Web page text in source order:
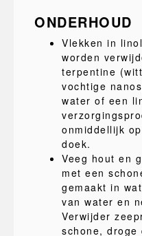
ONDERHOUD
Vlekken in
worden
terpentine
vochtige
water of een
onmiddellijk
doek.
Veeg hout en
met een
gemaakt in
van water en
Verwijder
schone, droge